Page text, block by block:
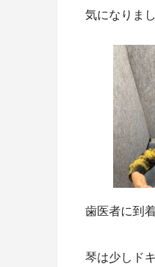
気になりま
歯医者に到着
琴は少しド